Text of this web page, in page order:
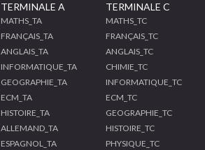
TERMINALE A
MATHS_TA
FRANÇAIS_TA
ANGLAIS_TA
INFORMATIQUE_TA
GEOGRAPHIE_TA
ECM_TA
HISTOIRE_TA
ALLEMAND_TA
ESPAGNOL_TA
TERMINALE C
MATHS_TC
FRANÇAIS_TC
ANGLAIS_TC
CHIMIE_TC
INFORMATIQUE_TC
ECM_TC
GEOGRAPHIE_TC
HISTOIRE_TC
PHYSIQUE_TC